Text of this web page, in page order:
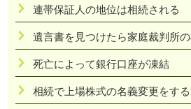
連帯保証人の地位は相続される
遺言書を見つけたら家庭裁判所
死亡によって銀行口座が凍結
相続で上場株式の名義変更をす